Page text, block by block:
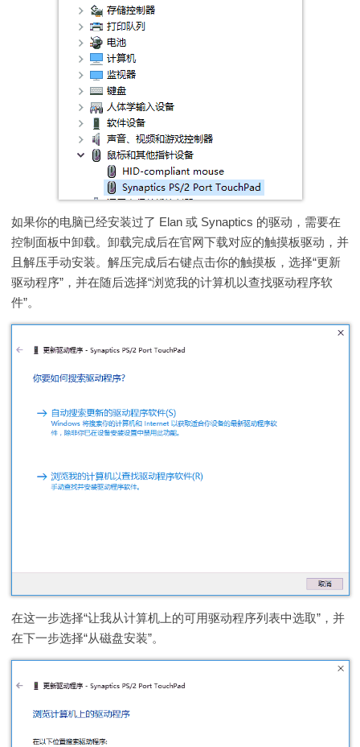
如果你的电脑已经安装过了 Elan 或 Synaptics 的驱动，需要在
控制面板中卸载。卸载完成后在官网下载对应的触摸板驱动，并
且解压手动安装。解压完成后右键点击你的触摸板，选择“更新
驱动程序”，并在随后选择“浏览我的计算机以查找驱动程序软
件”。
在这一步选择“让我从计算机上的可用驱动程序列表中选取”，并
在下一步选择“从磁盘安装”。